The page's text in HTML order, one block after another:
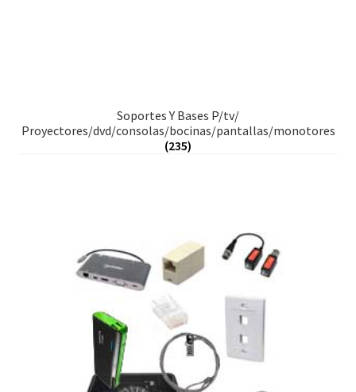
Soportes Y Bases P/tv/
Proyectores/dvd/consolas/bocinas/pantallas/monotores
(235)